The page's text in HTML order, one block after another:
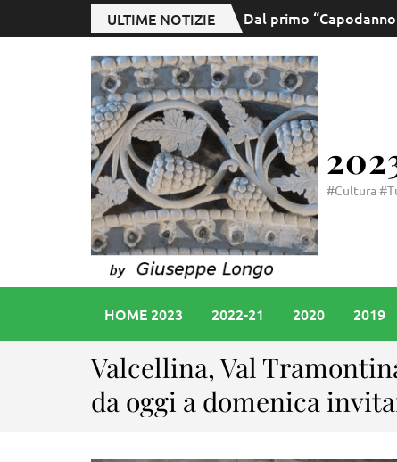
ULTIME NOTIZIE Dal primo
#Cultura
HOME 2023 2022-21 2020 2019
Valcellina, Val
da oggi a domenica